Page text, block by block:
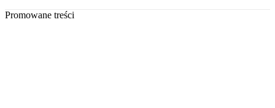
Promowane treści